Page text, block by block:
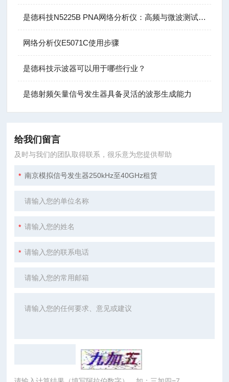
是德科技N5225B PNA网络分析仪：高频与微波测试的基石
网络分析仪E5071C使用步骤
是德科技示波器可以用于哪些行业？
是德射频矢量信号发生器具备灵活的波形生成能力
给我们留言
及时与我们的团队取得联系，很乐意为您提供帮助